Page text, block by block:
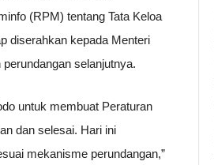
(RPM) tentang Tata Keloa
diserahkan kepada Menteri
selanjutnya.
untuk membuat Peraturan
dan selesai. Hari ini
mekanisme perundangan,”